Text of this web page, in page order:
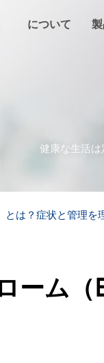
について
健康な生活は
とは？症状と管理を
ーム（